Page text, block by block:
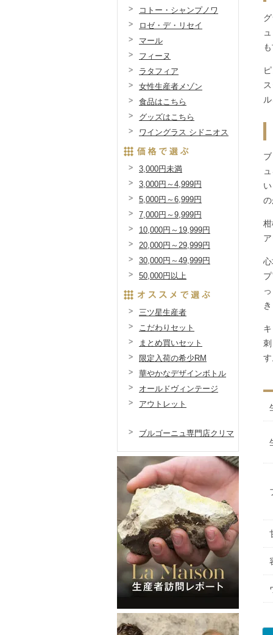
コトー・シャンプノワ
ロゼ・デ・リセイ
マール
フィーヌ
ラタフィア
女性生産者メゾン
食品はこちら
グッズはこちら
ワイングラス シドニオス
3,000円未満
3,000円～4,999円
5,000円～6,999円
7,000円～9,999円
10,000円～19,999円
20,000円～29,999円
30,000円～49,999円
50,000円以上
三ツ星生産者
こだわりセット
まとめ買いセット
限定入荷の希少RM
華やかなデザインボトル
オールドヴィンテージ
アウトレット
ブルゴーニュ専門店クリマ